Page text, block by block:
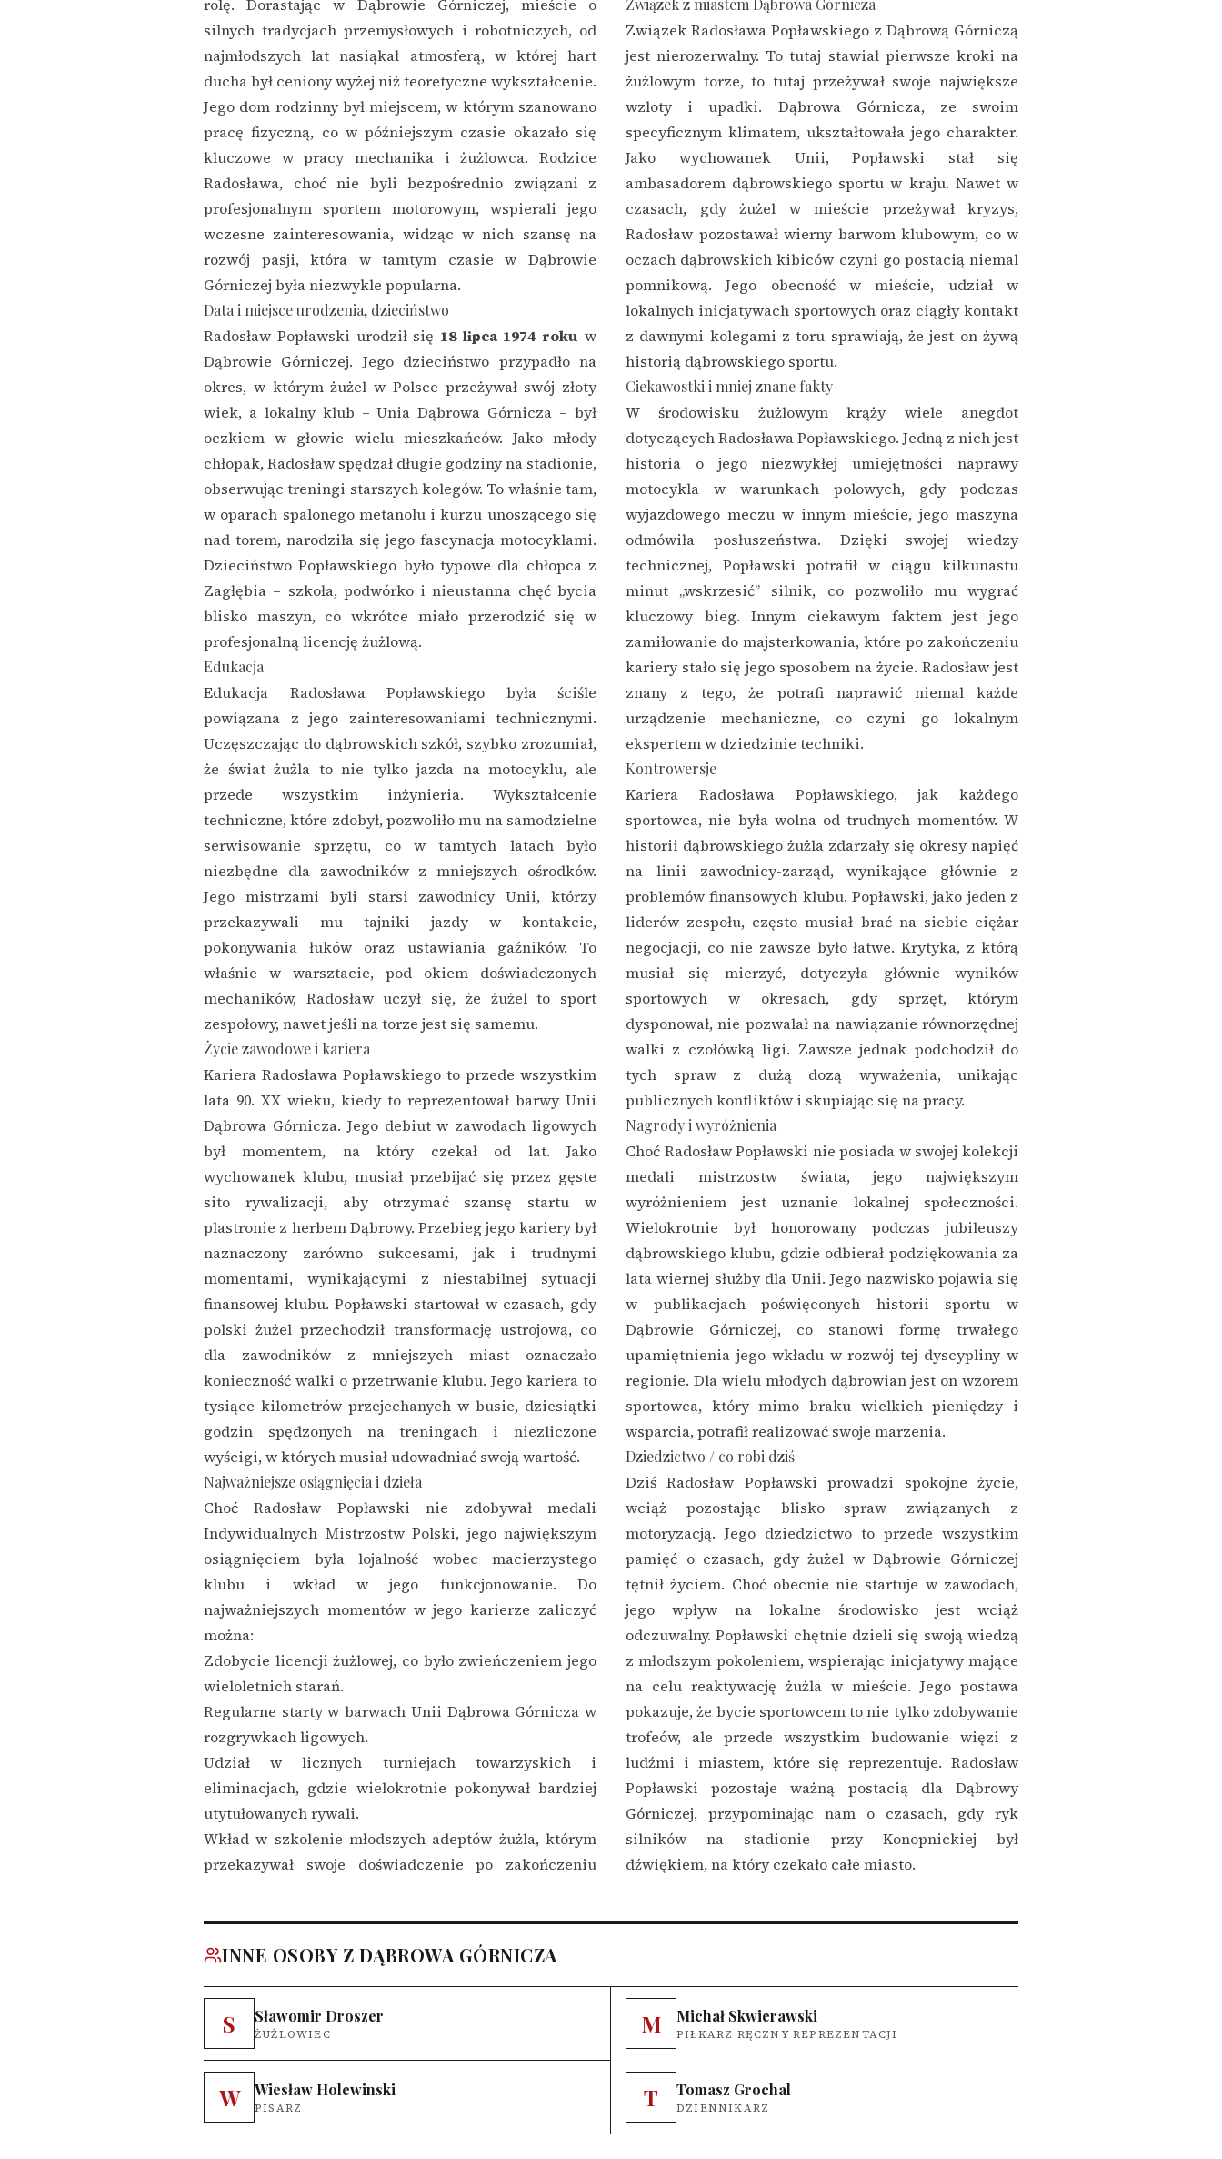
rolę. Dorastając w Dąbrowie Górniczej, mieście o
silnych tradycjach przemysłowych i robotniczych, od
najmłodszych lat nasiąkał atmosferą, w której hart
ducha był ceniony wyżej niż teoretyczne wykształcenie.
Jego dom rodzinny był miejscem, w którym szanowano
pracę fizyczną, co w późniejszym czasie okazało się
kluczowe w pracy mechanika i żużlowca. Rodzice
Radosława, choć nie byli bezpośrednio związani z
profesjonalnym sportem motorowym, wspierali jego
wczesne zainteresowania, widząc w nich szansę na
rozwój pasji, która w tamtym czasie w Dąbrowie
Górniczej była niezwykle popularna.
Data i miejsce urodzenia, dzieciństwo
Radosław Popławski urodził się 18 lipca 1974 roku w
Dąbrowie Górniczej. Jego dzieciństwo przypadło na
okres, w którym żużel w Polsce przeżywał swój złoty
wiek, a lokalny klub – Unia Dąbrowa Górnicza – był
oczkiem w głowie wielu mieszkańców. Jako młody
chłopak, Radosław spędzał długie godziny na stadionie,
obserwując treningi starszych kolegów. To właśnie tam,
w oparach spalonego metanolu i kurzu unoszącego się
nad torem, narodziła się jego fascynacja motocyklami.
Dzieciństwo Popławskiego było typowe dla chłopca z
Zagłębia – szkoła, podwórko i nieustanna chęć bycia
blisko maszyn, co wkrótce miało przerodzić się w
profesjonalną licencję żużlową.
Edukacja
Edukacja Radosława Popławskiego była ściśle
powiązana z jego zainteresowaniami technicznymi.
Uczęszczając do dąbrowskich szkół, szybko zrozumiał,
że świat żużla to nie tylko jazda na motocyklu, ale
przede wszystkim inżynieria. Wykształcenie
techniczne, które zdobył, pozwoliło mu na samodzielne
serwisowanie sprzętu, co w tamtych latach było
niezbędne dla zawodników z mniejszych ośrodków.
Jego mistrzami byli starsi zawodnicy Unii, którzy
przekazywali mu tajniki jazdy w kontakcie,
pokonywania łuków oraz ustawiania gaźników. To
właśnie w warsztacie, pod okiem doświadczonych
mechaników, Radosław uczył się, że żużel to sport
zespołowy, nawet jeśli na torze jest się samemu.
Życie zawodowe i kariera
Kariera Radosława Popławskiego to przede wszystkim
lata 90. XX wieku, kiedy to reprezentował barwy Unii
Dąbrowa Górnicza. Jego debiut w zawodach ligowych
był momentem, na który czekał od lat. Jako
wychowanek klubu, musiał przebijać się przez gęste
sito rywalizacji, aby otrzymać szansę startu w
plastronie z herbem Dąbrowy. Przebieg jego kariery był
naznaczony zarówno sukcesami, jak i trudnymi
momentami, wynikającymi z niestabilnej sytuacji
finansowej klubu. Popławski startował w czasach, gdy
polski żużel przechodził transformację ustrojową, co
dla zawodników z mniejszych miast oznaczało
konieczność walki o przetrwanie klubu. Jego kariera to
tysiące kilometrów przejechanych w busie, dziesiątki
godzin spędzonych na treningach i niezliczone
wyścigi, w których musiał udowadniać swoją wartość.
Najważniejsze osiągnięcia i dzieła
Choć Radosław Popławski nie zdobywał medali
Indywidualnych Mistrzostw Polski, jego największym
osiągnięciem była lojalność wobec macierzystego
klubu i wkład w jego funkcjonowanie. Do
najważniejszych momentów w jego karierze zaliczyć
można:
Zdobycie licencji żużlowej, co było zwieńczeniem jego
wieloletnich starań.
Regularne starty w barwach Unii Dąbrowa Górnicza w
rozgrywkach ligowych.
Udział w licznych turniejach towarzyskich i
eliminacjach, gdzie wielokrotnie pokonywał bardziej
utytułowanych rywali.
Wkład w szkolenie młodszych adeptów żużla, którym
przekazywał swoje doświadczenie po zakończeniu
Związek z miastem Dąbrowa Górnicza
Związek Radosława Popławskiego z Dąbrową Górniczą
jest nierozerwalny. To tutaj stawiał pierwsze kroki na
żużlowym torze, to tutaj przeżywał swoje największe
wzloty i upadki. Dąbrowa Górnicza, ze swoim
specyficznym klimatem, ukształtowała jego charakter.
Jako wychowanek Unii, Popławski stał się
ambasadorem dąbrowskiego sportu w kraju. Nawet w
czasach, gdy żużel w mieście przeżywał kryzys,
Radosław pozostawał wierny barwom klubowym, co w
oczach dąbrowskich kibiców czyni go postacią niemal
pomnikową. Jego obecność w mieście, udział w
lokalnych inicjatywach sportowych oraz ciągły kontakt
z dawnymi kolegami z toru sprawiają, że jest on żywą
historią dąbrowskiego sportu.
Ciekawostki i mniej znane fakty
W środowisku żużlowym krąży wiele anegdot
dotyczących Radosława Popławskiego. Jedną z nich jest
historia o jego niezwykłej umiejętności naprawy
motocykla w warunkach polowych, gdy podczas
wyjazdowego meczu w innym mieście, jego maszyna
odmówiła posłuszeństwa. Dzięki swojej wiedzy
technicznej, Popławski potrafił w ciągu kilkunastu
minut „wskrzesić” silnik, co pozwoliło mu wygrać
kluczowy bieg. Innym ciekawym faktem jest jego
zamiłowanie do majsterkowania, które po zakończeniu
kariery stało się jego sposobem na życie. Radosław jest
znany z tego, że potrafi naprawić niemal każde
urządzenie mechaniczne, co czyni go lokalnym
ekspertem w dziedzinie techniki.
Kontrowersje
Kariera Radosława Popławskiego, jak każdego
sportowca, nie była wolna od trudnych momentów. W
historii dąbrowskiego żużla zdarzały się okresy napięć
na linii zawodnicy-zarząd, wynikające głównie z
problemów finansowych klubu. Popławski, jako jeden z
liderów zespołu, często musiał brać na siebie ciężar
negocjacji, co nie zawsze było łatwe. Krytyka, z którą
musiał się mierzyć, dotyczyła głównie wyników
sportowych w okresach, gdy sprzęt, którym
dysponował, nie pozwalał na nawiązanie równorzędnej
walki z czołówką ligi. Zawsze jednak podchodził do
tych spraw z dużą dozą wyważenia, unikając
publicznych konfliktów i skupiając się na pracy.
Nagrody i wyróżnienia
Choć Radosław Popławski nie posiada w swojej kolekcji
medali mistrzostw świata, jego największym
wyróżnieniem jest uznanie lokalnej społeczności.
Wielokrotnie był honorowany podczas jubileuszy
dąbrowskiego klubu, gdzie odbierał podziękowania za
lata wiernej służby dla Unii. Jego nazwisko pojawia się
w publikacjach poświęconych historii sportu w
Dąbrowie Górniczej, co stanowi formę trwałego
upamiętnienia jego wkładu w rozwój tej dyscypliny w
regionie. Dla wielu młodych dąbrowian jest on wzorem
sportowca, który mimo braku wielkich pieniędzy i
wsparcia, potrafił realizować swoje marzenia.
Dziedzictwo / co robi dziś
Dziś Radosław Popławski prowadzi spokojne życie,
wciąż pozostając blisko spraw związanych z
motoryzacją. Jego dziedzictwo to przede wszystkim
pamięć o czasach, gdy żużel w Dąbrowie Górniczej
tętnił życiem. Choć obecnie nie startuje w zawodach,
jego wpływ na lokalne środowisko jest wciąż
odczuwalny. Popławski chętnie dzieli się swoją wiedzą
z młodszym pokoleniem, wspierając inicjatywy mające
na celu reaktywację żużla w mieście. Jego postawa
pokazuje, że bycie sportowcem to nie tylko zdobywanie
trofeów, ale przede wszystkim budowanie więzi z
ludźmi i miastem, które się reprezentuje. Radosław
Popławski pozostaje ważną postacią dla Dąbrowy
Górniczej, przypominając nam o czasach, gdy ryk
silników na stadionie przy Konopnickiej był
dźwiękiem, na który czekało całe miasto.
INNE OSOBY Z DĄBROWA GÓRNICZA
S Sławomir Droszer
ŻUŻLOWIEC M Michał Skwierawski
PIŁKARZ RĘCZNY REPREZENTACJI
W Wiesław Holewinski
PISARZ T Tomasz Grochal
DZIENNIKARZ